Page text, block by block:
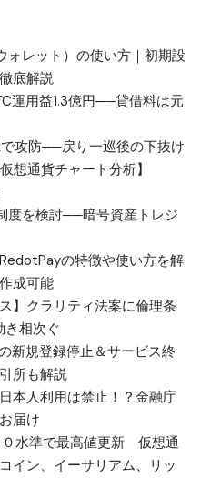
レット）の使い方｜初期設
底解説
運用益1.3億円──貸借料は元
攻防──戻り一巡後の下抜け
想通貨チャート分析】
度を検討──暗号資産トレジ
の特徴や使い方を解
成可能
】クラリティ法案に倫理条
相次ぐ
新規登録停止＆サービス終
所も解説
本人利用は禁止！？金融庁
届け
０水準で最高値更新 仮想通
イン、イーサリアム、リッ